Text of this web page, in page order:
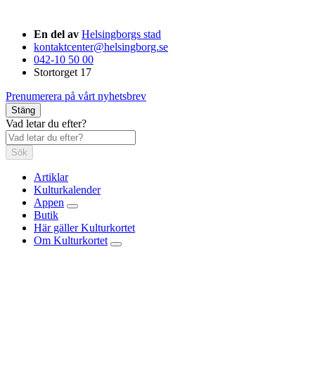
En del av Helsingborgs stad
kontaktcenter@helsingborg.se
042-10 50 00
Stortorget 17
Prenumerera på vårt nyhetsbrev
Stäng
Vad letar du efter?
Sök
Artiklar
Kulturkalender
Appen
Butik
Här gäller Kulturkortet
Om Kulturkortet